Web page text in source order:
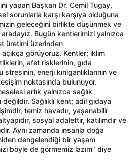
yapan Başkan Dr. Cemil Tugay,
sorunlarla karşı karşıya olduğuna
geleceğini birlikte düşünmek ve
Bugün kentlerimizi yalnızca
üretimi üzerinden
görüyoruz. Kentler; iklim
afet risklerinin, gıda
enerji kırılganlıklarının ve
noktasında bulunuyor.
artık yalnızca sağlık
Sağlıklı kent; adil gıdaya
temiz havadır, yaşanabilir
sosyal adalettir, katılımdır ve
Aynı zamanda insanla doğa
dengelendiği bir yaşam
böyle de görmemiz lazım” diye